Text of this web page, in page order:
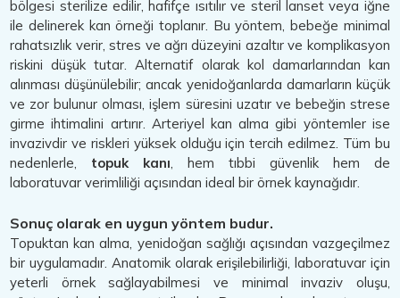
bölgesi sterilize edilir, hafifçe ısıtılır ve steril lanset veya iğne
ile delinerek kan örneği toplanır. Bu yöntem, bebeğe minimal
rahatsızlık verir, stres ve ağrı düzeyini azaltır ve komplikasyon
riskini düşük tutar. Alternatif olarak kol damarlarından kan
alınması düşünülebilir; ancak yenidoğanlarda damarların küçük
ve zor bulunur olması, işlem süresini uzatır ve bebeğin strese
girme ihtimalini artırır. Arteriyel kan alma gibi yöntemler ise
invazivdir ve riskleri yüksek olduğu için tercih edilmez. Tüm bu
nedenlerle, topuk kanı, hem tıbbi güvenlik hem de
laboratuvar verimliliği açısından ideal bir örnek kaynağıdır.
Sonuç olarak en uygun yöntem budur.
Topuktan kan alma, yenidoğan sağlığı açısından vazgeçilmez
bir uygulamadır. Anatomik olarak erişilebilirliği, laboratuvar için
yeterli örnek sağlayabilmesi ve minimal invaziv oluşu,